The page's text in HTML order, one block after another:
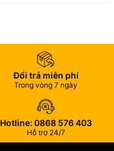
Đổi trả miễn phí
Trong vòng 7 ngày
Hotline: 0868 576 403
Hỗ trợ 24/7